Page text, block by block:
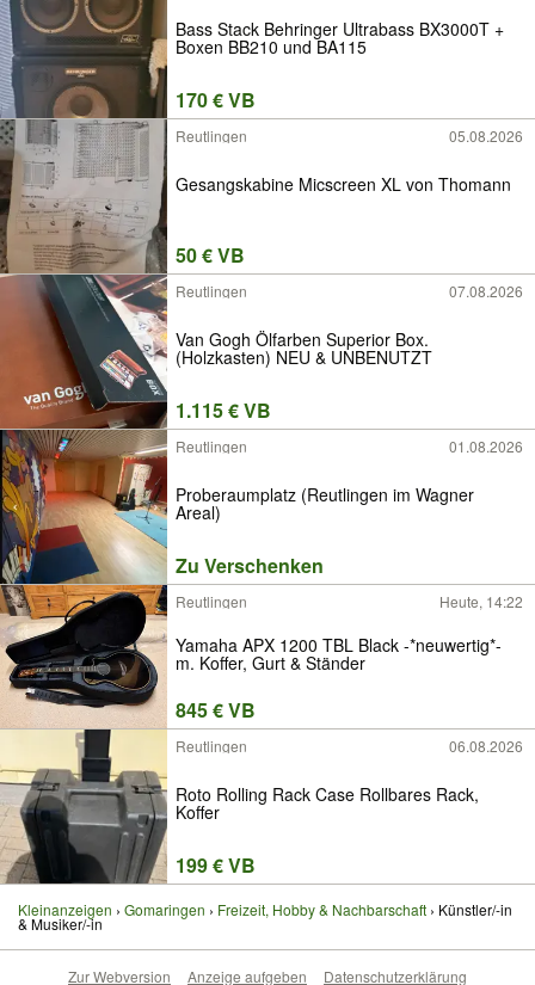
Bass Stack Behringer Ultrabass BX3000T +
Boxen BB210 und BA115
170 € VB
Reutlingen 05.08.2026
Gesangskabine Micscreen XL von Thomann
50 € VB
Reutlingen 07.08.2026
Van Gogh Ölfarben Superior Box.
(Holzkasten) NEU & UNBENUTZT
1.115 € VB
Reutlingen 01.08.2026
Proberaumplatz (Reutlingen im Wagner
Areal)
Zu Verschenken
Reutlingen Heute, 14:22
Yamaha APX 1200 TBL Black -*neuwertig*-
m. Koffer, Gurt & Ständer
845 € VB
Reutlingen 06.08.2026
Roto Rolling Rack Case Rollbares Rack,
Koffer
199 € VB
Kleinanzeigen Gomaringen Freizeit, Hobby & Nachbarschaft Künstler/-in
& Musiker/-in
Zur Webversion Anzeige aufgeben Datenschutzerklärung